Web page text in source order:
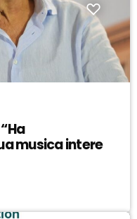
musica intere